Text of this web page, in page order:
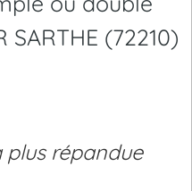
SARTHE (72210)
plus répandue